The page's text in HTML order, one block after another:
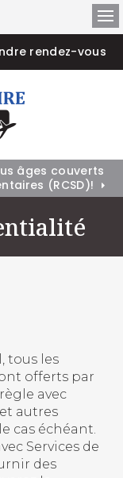
rendez-vous
âges couverts
(RCSD)!
tous les
offerts par
avec
autres
cas échéant.
Services de
des